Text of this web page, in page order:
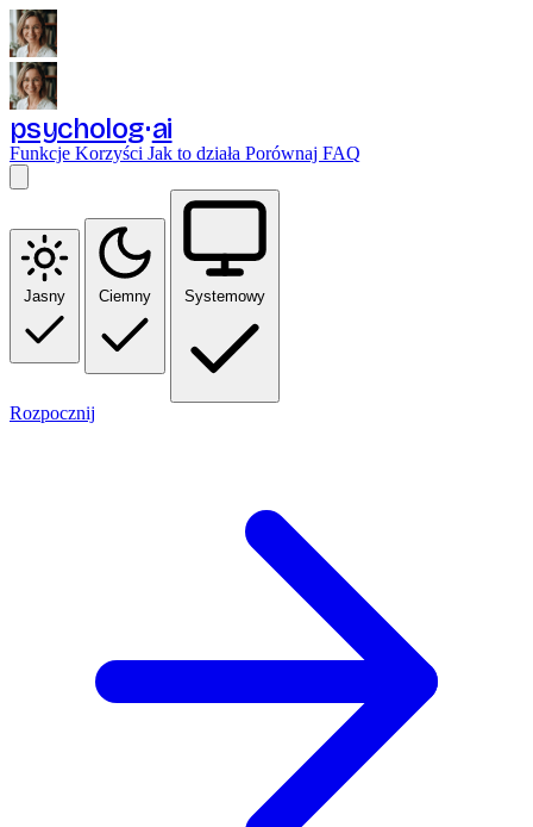
psycholog ai
Funkcje Korzyści Jak to działa Porównaj FAQ
Jasny Ciemny Systemowy
Rozpocznij